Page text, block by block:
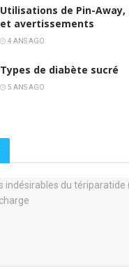
Utilisations de Pin-
et avertissements
4 ANS AGO
Types de diabète sucré
5 ANS AGO